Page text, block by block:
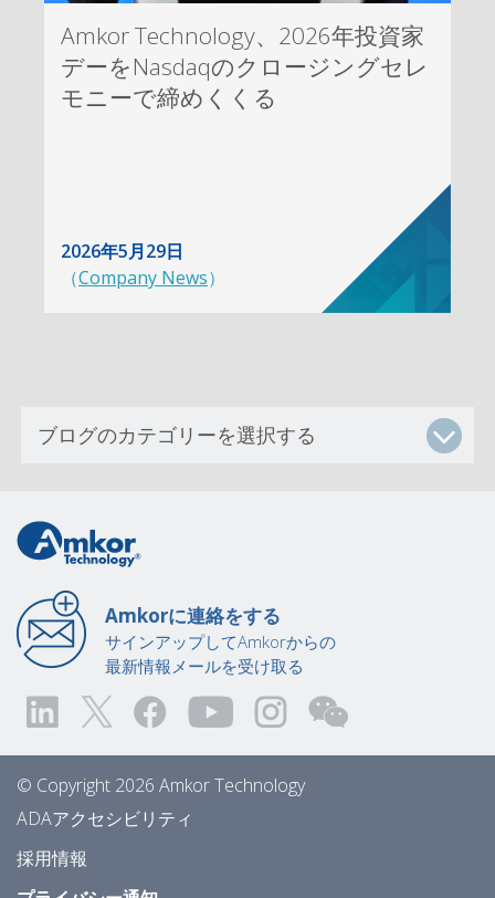
Amkor Technology、2026年投資家
デーをNasdaqのクロージングセレ
モニーで締めくくる
2026年5月29日
（Company News）
Amkorに連絡をする
サインアップしてAmkorからの
最新情報メールを受け取る
© Copyright 2026 Amkor Technology
ADAアクセシビリティ
採用情報